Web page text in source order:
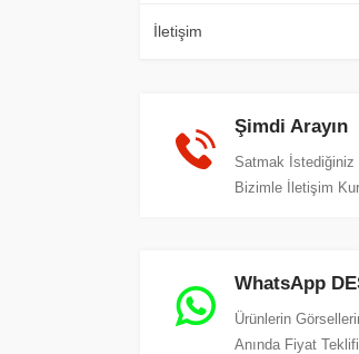
İletişim
Şimdi Arayın
Satmak
Bizimle İletişim
WhatsApp
Ürünlerin
Anında Fiyat